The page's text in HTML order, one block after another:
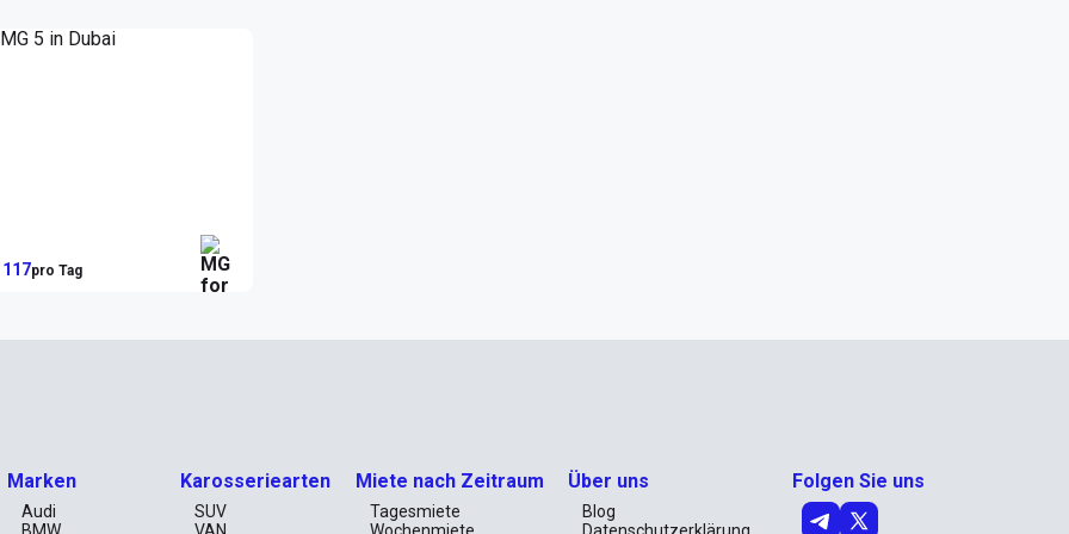
mehrere Wochen in der Stadt verbringen, der MG
in einem der erstklassigen Restaurants
Abu Dhabi, dieser Wagen begleitet Sie stilvoll
117pro Tag
Marken
Audi
Karosseriearten
SUV
Miete nach Zeitraum
Tagesmiete
Über uns
Blog
Folgen Sie uns